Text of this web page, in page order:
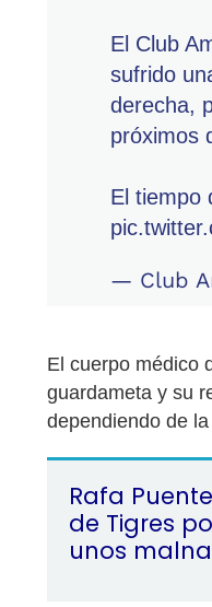
El Club
sufrido
derecha,
próximos
El tiempo
— Club
El cuerpo médico
guardameta y su
dependiendo de
Rafa
de Tigres
unos